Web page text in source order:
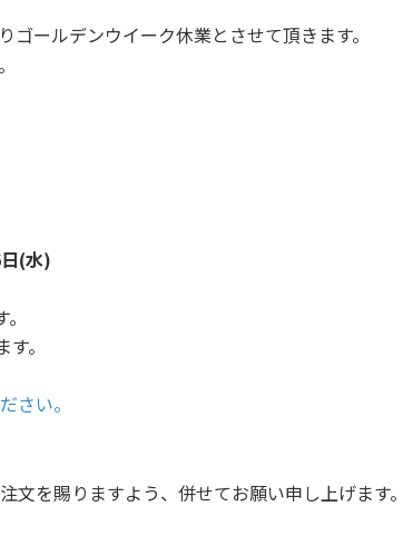
ゴールデンウイーク休業とさせて頂きます。
(水)
。
さい。
を賜りますよう、併せてお願い申し上げます。